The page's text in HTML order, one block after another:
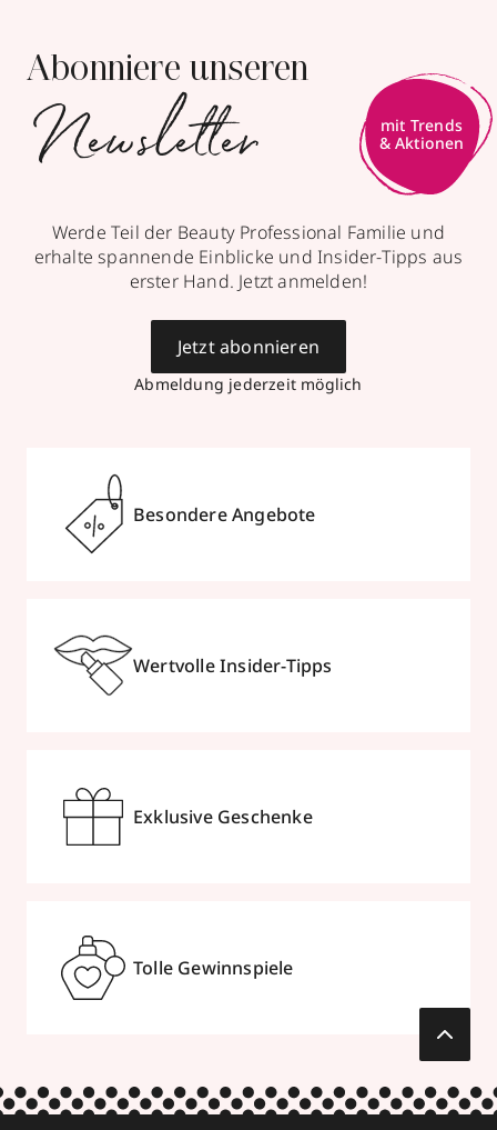
Abonniere unseren
Newsletter
mit Trends
& Aktionen
Werde Teil der Beauty Professional Familie und
erhalte spannende Einblicke und Insider-Tipps aus
erster Hand. Jetzt anmelden!
Abmeldung jederzeit möglich
Jetzt abonnieren
Besondere Angebote
Wertvolle Insider-Tipps
Exklusive Geschenke
Tolle Gewinnspiele